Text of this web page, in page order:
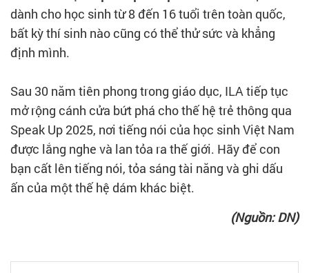
dành cho học sinh từ 8 đến 16 tuổi trên toàn quốc,
bất kỳ thí sinh nào cũng có thể thử sức và khẳng
định mình.
Sau 30 năm tiên phong trong giáo dục, ILA tiếp tục
mở rộng cánh cửa bứt phá cho thế hệ trẻ thông qua
Speak Up 2025, nơi tiếng nói của học sinh Việt Nam
được lắng nghe và lan tỏa ra thế giới. Hãy để con
bạn cất lên tiếng nói, tỏa sáng tài năng và ghi dấu
ấn của một thế hệ dám khác biệt.
(Nguồn: DN)